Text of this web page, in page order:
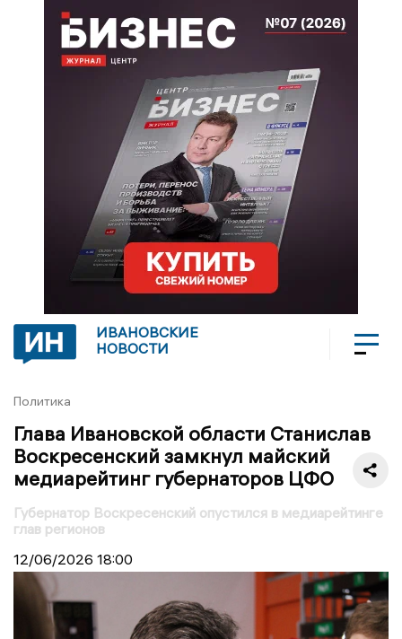
ИВАНОВСКИЕ
НОВОСТИ
Политика
Глава Ивановской области Станислав
Воскресенский замкнул майский
медиарейтинг губернаторов ЦФО
Губернатор Воскресенский опустился в медиарейтинге
глав регионов
12/06/2026 18:00